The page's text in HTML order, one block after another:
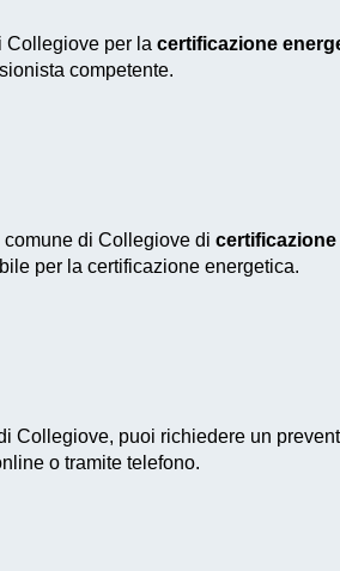
Collegiove per la certificazione
competente.
di Collegiove di
per la certificazione energetica.
Collegiove, puoi richiedere un
o tramite telefono.